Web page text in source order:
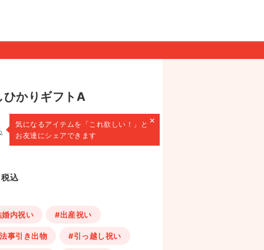
ひかりギフトA
×
気になるアイテムを 「これ欲しい！」と
お友達にシェアできます
税込
内祝い #出産祝い
事引き出物 #引っ越し祝い